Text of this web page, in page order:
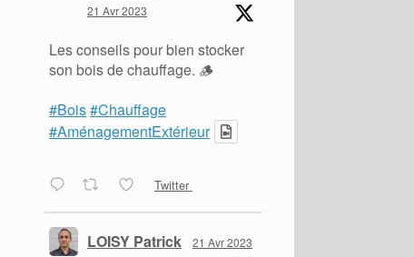
21 Avr 2023
Les conseils pour bien stocker
son bois de chauffage. 🪵
#Bois#Chauffage
#AménagementExtérieur
Twitter
LOISY Patrick 21 Avr 2023